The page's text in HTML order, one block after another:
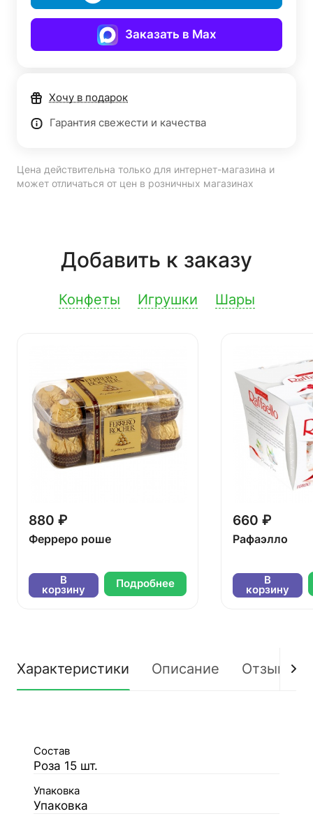
Заказать в Max
Хочу в подарок
Гарантия свежести и качества
Цена действительна только для интернет-магазина и
может отличаться от цен в розничных магазинах
Добавить к заказу
Конфеты Игрушки Шары
880 ₽
Ферреро роше
В
корзину Подробнее
660 ₽
Рафаэлло
В
корзину
Характеристики Описание Отзывы
Состав
Роза 15 шт.
Упаковка
Упаковка